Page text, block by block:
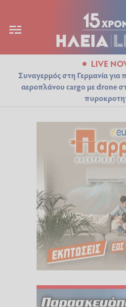
LIVE
Συναγερμός στη Γερμανία
αεροπλάνου cargo με drone